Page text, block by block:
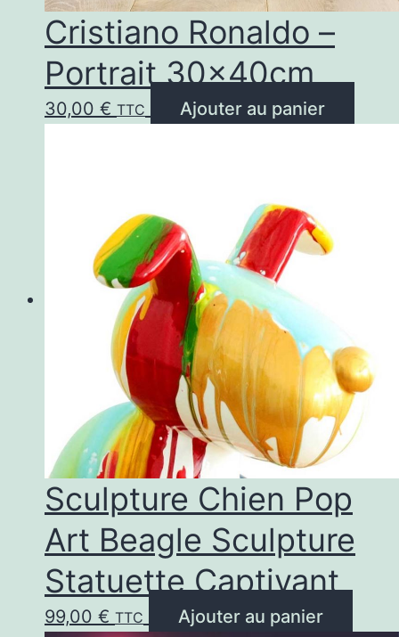
Cristiano Ronaldo –
Portrait 30x40cm
30,00 € TTC Ajouter au panier
Sculpture Chien Pop
Art Beagle Sculpture
Statuette Captivant
99,00 € TTC Ajouter au panier